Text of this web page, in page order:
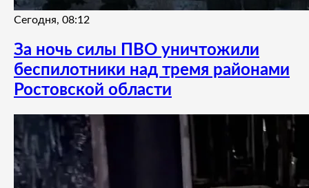
Сегодня, 08:12
За ночь силы ПВО уничтожили
беспилотники над тремя районами
Ростовской области